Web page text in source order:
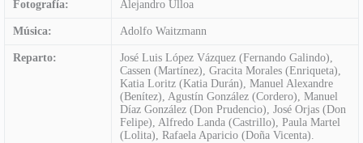
Fotografía: Alejandro Ulloa
Música: Adolfo Waitzmann
Reparto:
José Luis López Vázquez (Fernando Galindo),
Cassen (Martínez), Gracita Morales (Enriqueta),
Katia Loritz (Katia Durán), Manuel Alexandre
(Benítez), Agustín González (Cordero), Manuel
Díaz González (Don Prudencio), José Orjas (Don
Felipe), Alfredo Landa (Castrillo), Paula Martel
(Lolita), Rafaela Aparicio (Doña Vicenta).